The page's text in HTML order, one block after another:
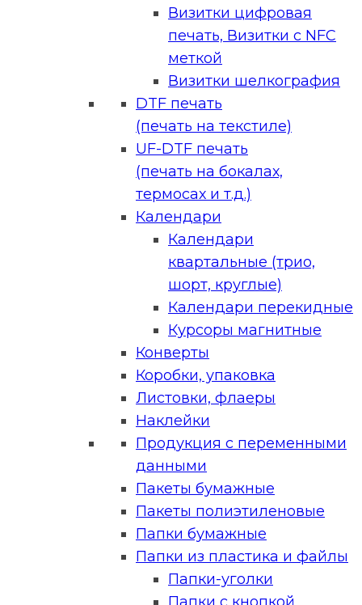
Визитки цифровая
печать, Визитки с NFC
меткой
Визитки шелкография
DTF печать
(печать на текстиле)
UF-DTF печать
(печать на бокалах,
термосах и т.д.)
Календари
Календари
квартальные (трио,
шорт, круглые)
Календари перекидные
Курсоры магнитные
Конверты
Коробки, упаковка
Листовки, флаеры
Наклейки
Продукция с переменными
данными
Пакеты бумажные
Пакеты полиэтиленовые
Папки бумажные
Папки из пластика и файлы
Папки-уголки